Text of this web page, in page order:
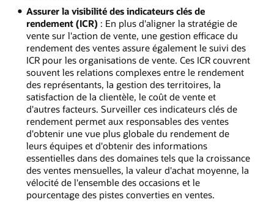
Assurer la visibilité des indicateurs clés de
rendement (ICR) : En plus d'aligner la stratégie de
vente sur l'action de vente, une gestion efficace du
rendement des ventes assure également le suivi des
ICR pour les organisations de vente. Ces ICR couvrent
souvent les relations complexes entre le rendement
des représentants, la gestion des territoires, la
satisfaction de la clientèle, le coût de vente et
d'autres facteurs. Surveiller ces indicateurs clés de
rendement permet aux responsables des ventes
d'obtenir une vue plus globale du rendement de
leurs équipes et d'obtenir des informations
essentielles dans des domaines tels que la croissance
des ventes mensuelles, la valeur d'achat moyenne, la
vélocité de l'ensemble des occasions et le
pourcentage des pistes converties en ventes.